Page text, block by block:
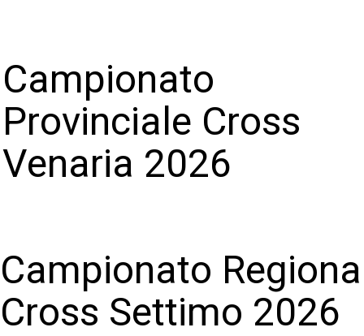
Campionato
Provinciale Cross
Venaria 2026
Campionato
Cross Settimo 2026